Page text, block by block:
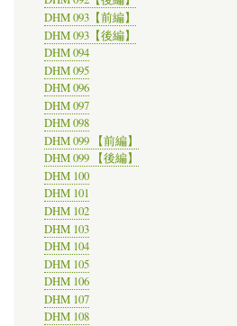
DHM 093【前編】
DHM 093【後編】
DHM 094
DHM 095
DHM 096
DHM 097
DHM 098
DHM 099 【前編】
DHM 099 【後編】
DHM 100
DHM 101
DHM 102
DHM 103
DHM 104
DHM 105
DHM 106
DHM 107
DHM 108